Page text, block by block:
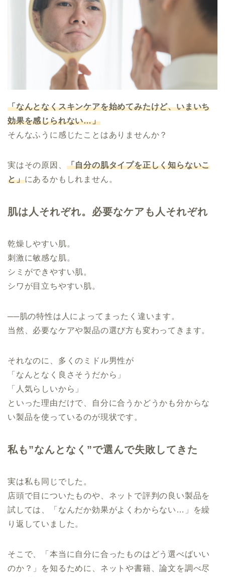
「なんとなくスキンケアを始めてみたけど、いまいち
効果を感じられない…」
そんなふうに感じたことはありませんか？
実はその原因、 「自分の肌タイプを正しく知らないこ
と」にあるかもしれません。
肌は人それぞれ。必要なケアも人それぞれ
乾燥しやすい肌。
刺激に敏感な肌。
シミができやすい肌。
シワが目立ちやすい肌。
──肌の特性は人によってまったく違います。
当然、必要なケアや製品の選び方も変わってきます。
それなのに、多くのミドル男性が
「なんとなく良さそうだから」
「人気らしいから」
といった理由だけで、自分に合うかどうかも分からな
い製品を使っているのが現状です。
私も”なんとなく”で選んで失敗してきた
実は私も同じでした。
店頭で目についたものや、ネットで評判の良い製品を
試しては、「なんだか効果がよくわからない…」を繰
り返していました。
そこで、「本当に自分に合ったものはどう選べばいい
のか？」を知るために、ネットや書籍、論文を調べ尽